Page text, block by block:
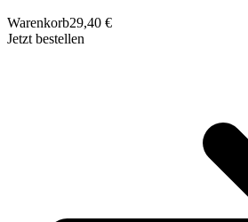
Warenkorb29,40 €
Jetzt bestellen